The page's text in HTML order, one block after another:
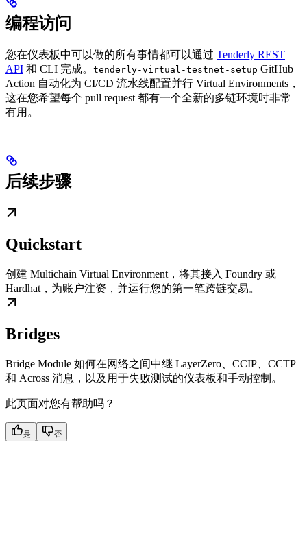
编程访问
您在仪表板中可以做的所有事情都可以通过 Tenderly REST
API 和 CLI 完成。 tenderly-virtual-testnet-setup GitHub
Action 自动化为 CI/CD 流水线配置并行 Virtual Environments，
这在您希望每个 pull request 都有一个全新的多链环境时非常
有用。
后续步骤
Quickstart
创建 Multichain Virtual Environment，将其接入 Foundry 或
Hardhat，为账户注资，并运行您的第一笔跨链交易。
Bridges
Bridge Module 如何在网络之间中继 LayerZero、CCIP、CCTP
和 Across 消息，以及用于失败测试的仪表板和手动控制。
此页面对您有帮助吗？
是 否